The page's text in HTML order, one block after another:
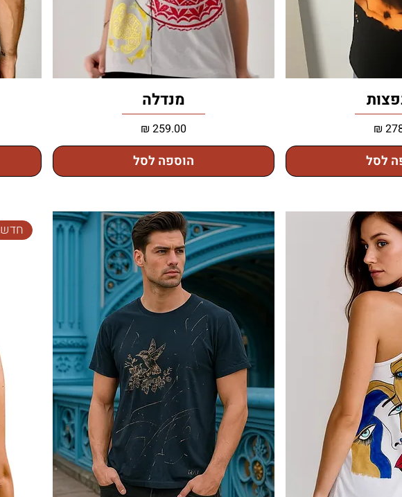
לסל
מנדלה
מחיר
הוספה לסל
חדש